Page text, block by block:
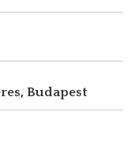
Budapest